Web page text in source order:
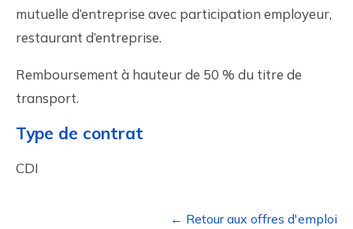
mutuelle d’entreprise avec participation employeur,
restaurant d’entreprise.
Remboursement à hauteur de 50 % du titre de
transport.
Type de contrat
CDI
← Retour aux offres d'emploi